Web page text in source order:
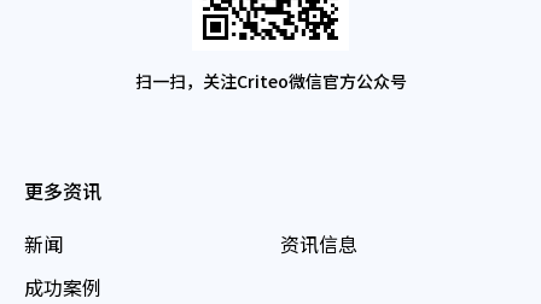
扫一扫，关注Criteo微信官方公众号
更多资讯
新闻
成功案例
资讯信息